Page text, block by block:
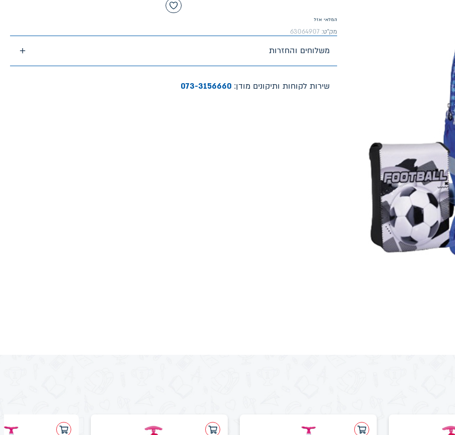
המלאי אזל
מק"ט: 63064907
משלוחים והחזרות
שירות לקוחות ותיקונים מודן: 073-3156660